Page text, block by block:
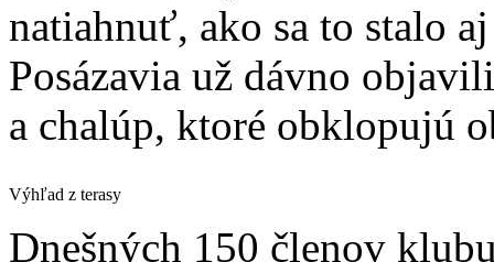
natiahnuť, ako sa to stalo
Posázavia už dávno
a chalúp, ktoré obklopujú
Výhľad z terasy
Dnešných 150 členov